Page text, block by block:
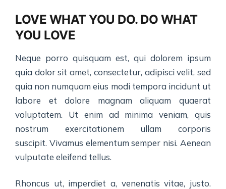
LOVE WHAT YOU DO. DO WHAT
YOU LOVE
Neque porro quisquam est, qui dolorem ipsum
quia dolor sit amet, consectetur, adipisci velit, sed
quia non numquam eius modi tempora incidunt ut
labore et dolore magnam aliquam quaerat
voluptatem. Ut enim ad minima veniam, quis
nostrum exercitationem ullam corporis
suscipit. Vivamus elementum semper nisi. Aenean
vulputate eleifend tellus.
Rhoncus ut, imperdiet a, venenatis vitae, justo.